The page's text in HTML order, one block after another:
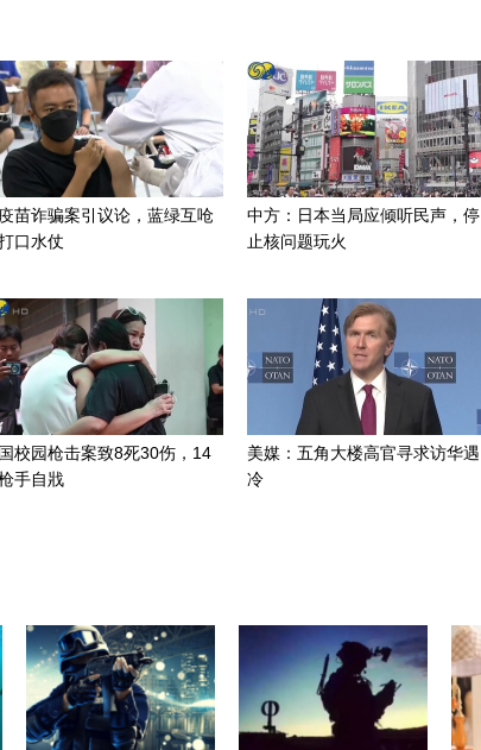
苗诈骗案引议论，蓝绿互呛
口水仗
中方：日本当局应倾听民声，停
止核问题玩火
校园枪击案致8死30伤，14
手自戕
美媒：五角大楼高官寻求访华遇
冷